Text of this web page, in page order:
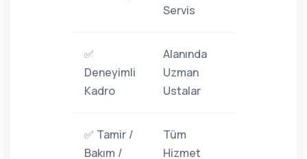
Servis
✅
Deneyimli
Kadro
Alanında
Uzman
Ustalar
✅ Tamir /
Bakım /
Tüm
Hizmet